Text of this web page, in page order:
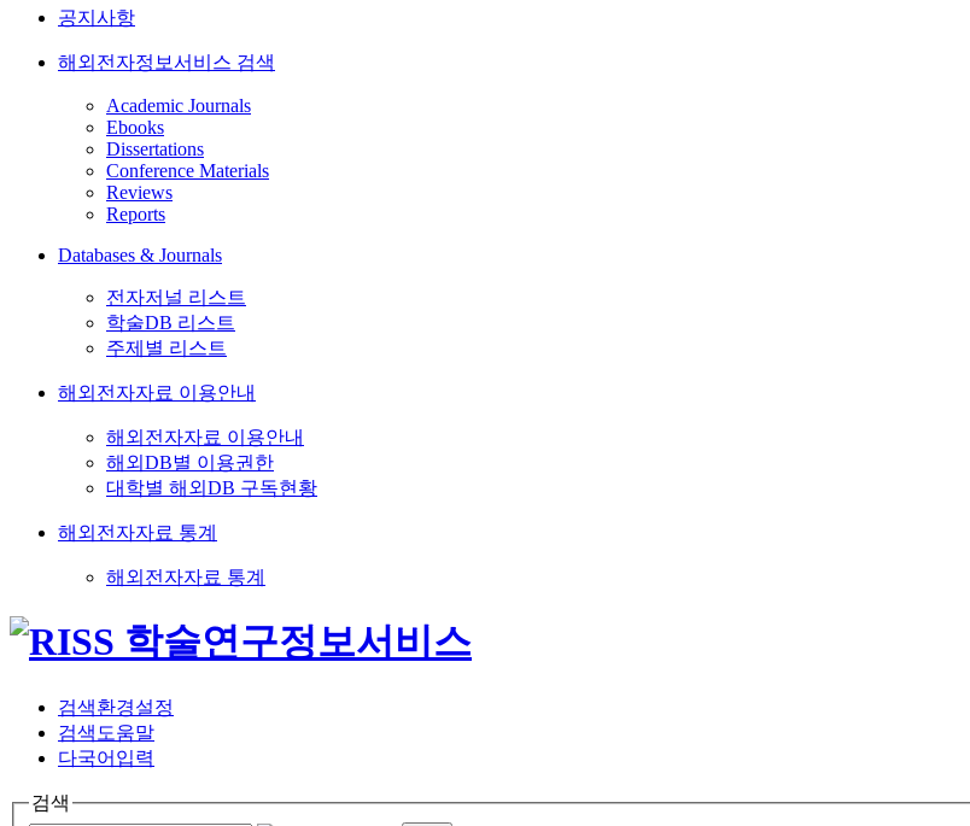
공지사항
해외전자정보서비스 검색
Academic Journals
Ebooks
Dissertations
Conference Materials
Reviews
Reports
Databases & Journals
전자저널 리스트
학술DB 리스트
주제별 리스트
해외전자자료 이용안내
해외전자자료 이용안내
해외DB별 이용권한
대학별 해외DB 구독현황
해외전자자료 통계
해외전자자료 통계
검색환경설정
검색도움말
다국어입력
검색